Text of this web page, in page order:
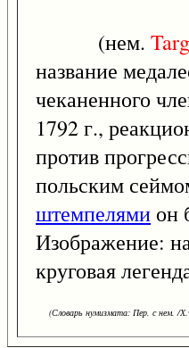
(нем.
название
чеканенного
1792 г.,
против
польским
штемпелями он
Изображение:
круговая
(Словарь нумизмата: Пер. с нем. /